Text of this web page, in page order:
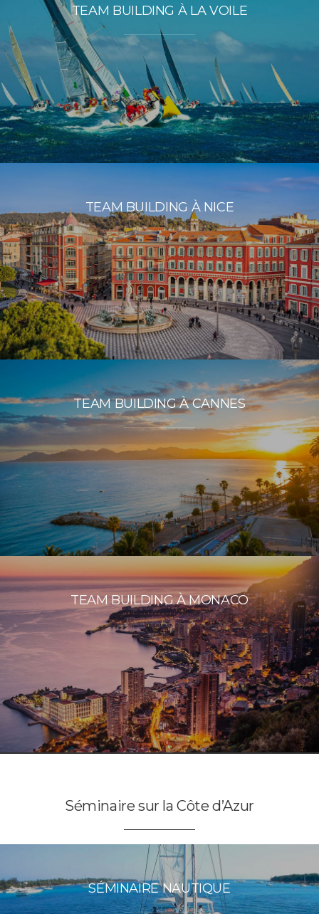
TEAM BUILDING À LA VOILE
TEAM BUILDING À NICE
TEAM BUILDING À CANNES
TEAM BUILDING À MONACO
Séminaire sur la Côte d’Azur
SÉMINAIRE NAUTIQUE